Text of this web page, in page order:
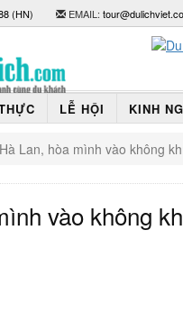
(HN) EMAIL:
LỄ HỘI KINH
Lan, hòa mình vào không
vào không